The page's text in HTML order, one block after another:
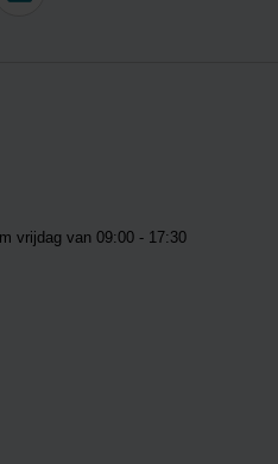
vrijdag van 09:00 - 17:30